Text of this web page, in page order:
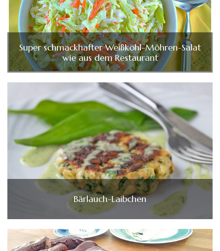
Super schmackhafter Weißkohl-Möhren-Salat
wie aus dem Restaurant
Bärlauch-Laibchen